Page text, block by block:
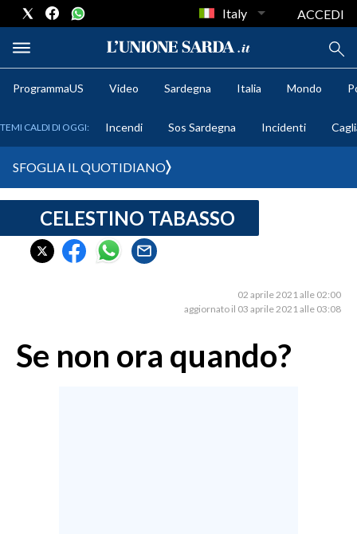
VIDEO
FOTO
CRONACA SARDEGNA
MEDIO CAMPIDANO
Italy ACCEDI
ProgrammaUS Video Sardegna Italia Mondo
TEMI CALDI DI OGGI: Incendi Sos Sardegna Incidenti
SFOGLIA IL QUOTIDIANO
CELESTINO TABASSO
02 aprile 2021 alle 02:00
aggiornato il 03 aprile 2021 alle 03:08
Se non ora quando?